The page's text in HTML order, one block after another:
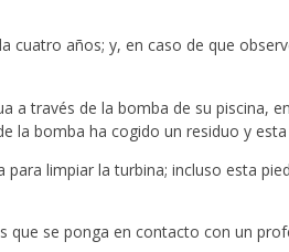
cuatro años; y, en caso de que
a través de la bomba de su piscina,
la bomba ha cogido un residuo y
limpiar la turbina; incluso esta
que se ponga en contacto con un